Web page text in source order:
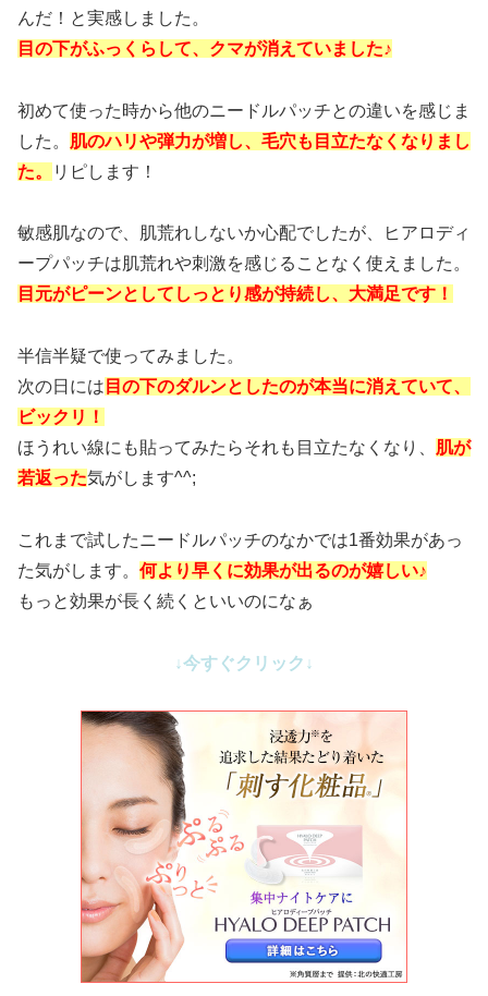
んだ！と実感しました。
目の下がふっくらして、クマが消えていました♪
初めて使った時から他のニードルパッチとの違いを感じま
した。 肌のハリや弾力が増し、毛穴も目立たなくなりまし
た。
リピします！
敏感肌なので、肌荒れしないか心配でしたが、ヒアロディ
ープパッチは肌荒れや刺激を感じることなく使えました。
目元がピーンとしてしっとり感が持続し、大満足です！
半信半疑で使ってみました。
次の日には 目の下のダルンとしたのが本当に消えていて、
ビックリ！
ほうれい線にも貼ってみたらそれも目立たなくなり、 肌が
若返った気がします^^;
これまで試したニードルパッチのなかでは1番効果があっ
た気がします。 何より早くに効果が出るのが嬉しい♪
もっと効果が長く続くといいのになぁ
↓今すぐクリック↓